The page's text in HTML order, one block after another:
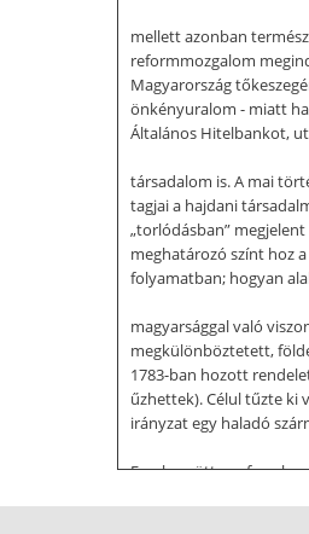
mellett azonban
reformmozgalom
Magyarország
önkényuralom - miatt
Általános Hitelbankot,
társadalom is. A mai
tagjai a hajdani
„torlódásban”
meghatározó színt hoz
folyamatban; hogyan
magyarsággal való
megkülönböztetett,
1783-ban hozott
űzhettek). Célul tűzte ki
irányzat egy haladó
Ezzel együtt a